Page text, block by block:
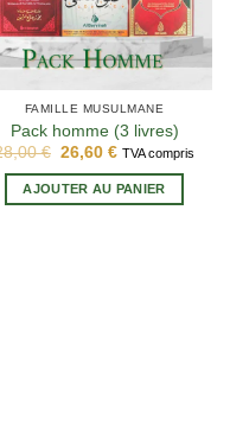
FAMILLE MUSULMANE
Pack homme (3 livres)
€ Le
initial
était :
26,60€Le
actuel
est :
TVA compris
AJOUTER AU PANIER